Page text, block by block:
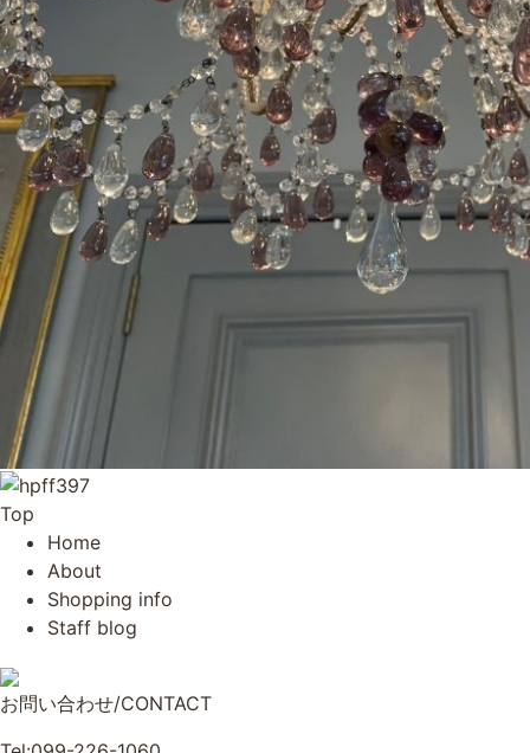
Top
Home
About
Shopping info
Staff blog
お問い合わせ/CONTACT